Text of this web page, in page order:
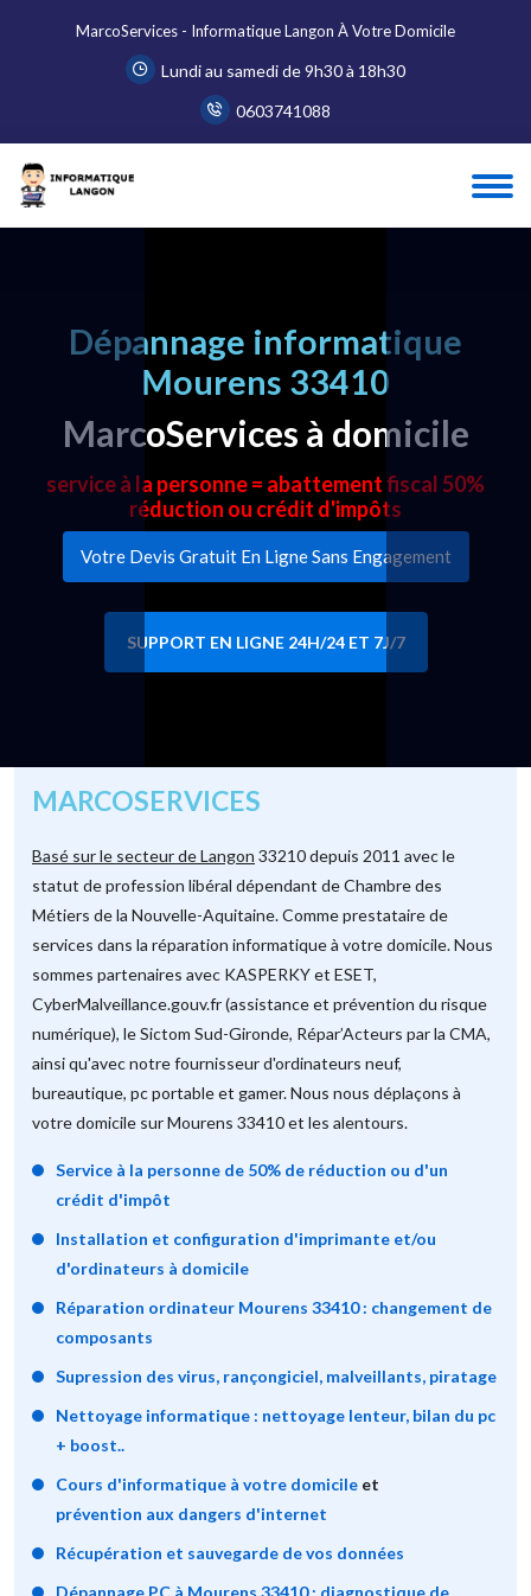
MarcoServices - Informatique Langon À Votre Domicile
Lundi au samedi de 9h30 à 18h30
0603741088
Dépannage informatique
Mourens 33410
MarcoServices à domicile
service à la personne = abattement fiscal 50%
réduction ou crédit d'impôts
Votre Devis Gratuit En Ligne Sans Engagement
SUPPORT EN LIGNE 24H/24 ET 7J/7
MARCOSERVICES
Basé sur le secteur de Langon 33210 depuis 2011 avec le
statut de profession libéral dépendant de Chambre des
Métiers de la Nouvelle-Aquitaine. Comme prestataire de
services dans la réparation informatique à votre domicile. Nous
sommes partenaires avec KASPERKY et ESET,
CyberMalveillance.gouv.fr (assistance et prévention du risque
numérique), le Sictom Sud-Gironde, Répar’Acteurs par la CMA,
ainsi qu'avec notre fournisseur d'ordinateurs neuf,
bureautique, pc portable et gamer. Nous nous déplaçons à
votre domicile sur Mourens 33410 et les alentours.
Service à la personne de 50% de réduction ou d'un
crédit d'impôt
Installation et configuration d'imprimante et/ou
d'ordinateurs à domicile
Réparation ordinateur Mourens 33410 : changement de
composants
Supression des virus, rançongiciel, malveillants, piratage
Nettoyage informatique : nettoyage lenteur, bilan du pc
+ boost..
Cours d'informatique à votre domicile et
prévention aux dangers d'internet
Récupération et sauvegarde de vos données
Dépannage PC à Mourens 33410 : diagnostique de